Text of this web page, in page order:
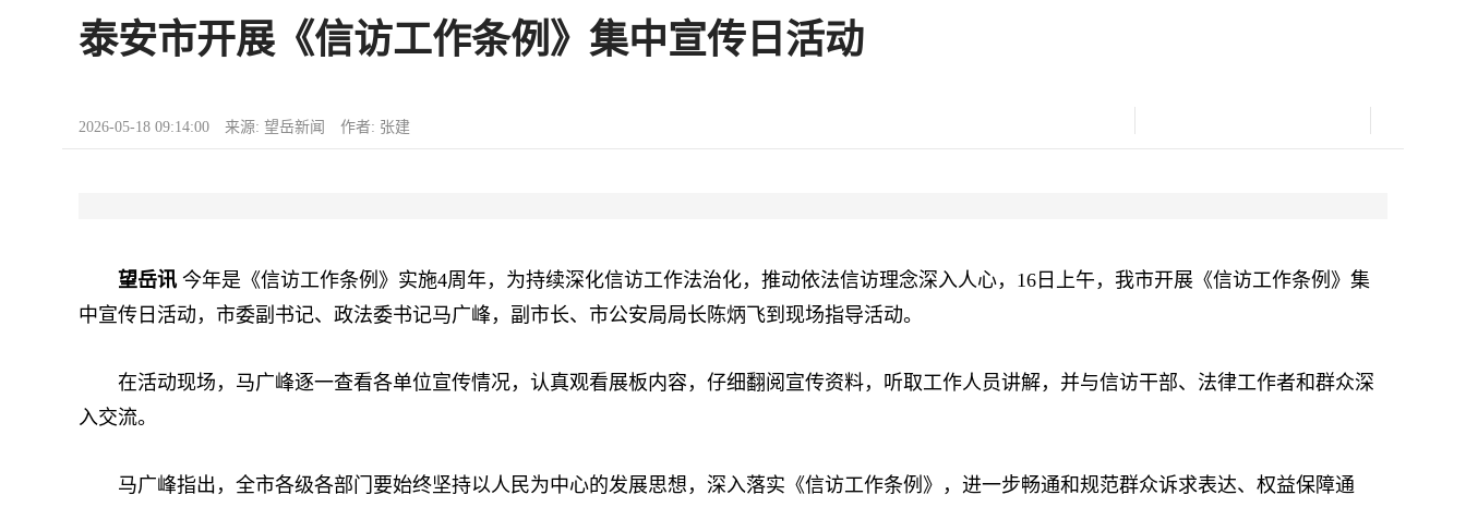
泰安市开展《信访工作条例》集中宣传日活动
2026-05-18 09:14:00 来源: 望岳新闻 作者: 张建
望岳讯 今年是《信访工作条例》实施4周年，为持续深化信访工作法治化，推动依法信访理念深入人心，16日上午，我市开展《信访工作条例》集
中宣传日活动，市委副书记、政法委书记马广峰，副市长、市公安局局长陈炳飞到现场指导活动。
在活动现场，马广峰逐一查看各单位宣传情况，认真观看展板内容，仔细翻阅宣传资料，听取工作人员讲解，并与信访干部、法律工作者和群众深
入交流。
马广峰指出，全市各级各部门要始终坚持以人民为中心的发展思想，深入落实《信访工作条例》，进一步畅通和规范群众诉求表达、权益保障通